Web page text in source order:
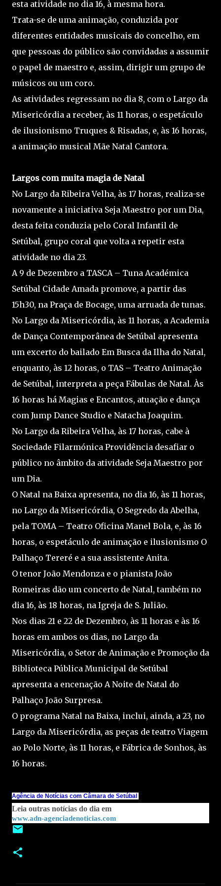
esta atividade no dia 16, à mesma hora.
Trata-se de uma animação, conduzida por
diferentes entidades musicais do concelho, em
que pessoas do público são convidadas a assumir
o papel de maestro e, assim, dirigir um grupo de
músicos ou um coro.
As atividades regressam no dia 8, com o Largo da
Misericórdia a receber, às 11 horas, o espetáculo
de ilusionismo Truques & Risadas, e, às 16 horas,
a animação musical Mãe Natal Cantora.
Largos com muita magia de Natal
No Largo da Ribeira Velha, às 17 horas, realiza-se
novamente a iniciativa Seja Maestro por um Dia,
desta feita conduzia pelo Coral Infantil de
Setúbal, grupo coral que volta a repetir esta
atividade no dia 23.
A 9 de Dezembro a TASCA – Tuna Académica
Setúbal Cidade Amada promove, a partir das
15h30, na Praça de Bocage, uma arruada de tunas.
No Largo da Misericórdia, às 11 horas, a Academia
de Dança Contemporânea de Setúbal apresenta
um excerto do bailado Em Busca da Ilha do Natal,
enquanto, às 12 horas, o TAS – Teatro Animação
de Setúbal, interpreta a peça Fábulas de Natal. Às
16 horas há Magias e Encantos, atuação e dança
com Jump Dance Studio e Natacha Joaquim.
No Largo da Ribeira Velha, às 17 horas, cabe à
Sociedade Filarmónica Providência desafiar o
público no âmbito da atividade Seja Maestro por
um Dia.
O Natal na Baixa apresenta, no dia 16, às 11 horas,
no Largo da Misericórdia, O Segredo da Abelha,
pela TOMA – Teatro Oficina Manel Bola, e, às 16
horas, o espetáculo de animação e ilusionismo O
Palhaço Tereré e a sua assistente Anita.
O tenor João Mendonza e o pianista João
Romeiras dão um concerto de Natal, também no
dia 16, às 18 horas, na Igreja de S. Julião.
Nos dias 21 e 22 de Dezembro, às 11 horas e às 16
horas em ambos os dias, no Largo da
Misericórdia, o Setor de Animação e Promoção da
Biblioteca Pública Municipal de Setúbal
apresenta a encenação A Noite de Natal do
Palhaço João Surpresa.
O programa Natal na Baixa, inclui, ainda, a 23, no
Largo da Misericórdia, as peças de teatro Viagem
ao Polo Norte, às 11 horas, e Fábrica de Sonhos, às
16 horas.
Agência de Notícias com Câmara de Setúbal
Leia outras notícias do dia em
www.adn-agenciadenoticias.com